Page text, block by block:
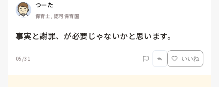
つーた
保育士, 認可保育園
事実と謝罪、が必要じゃないかと思います。
05/31 いいね